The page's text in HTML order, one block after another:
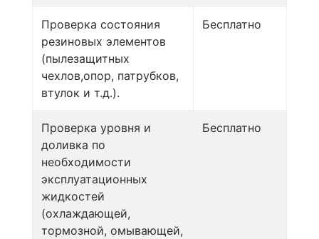
Проверка состояния
резиновых элементов
(пылезащитных
чехлов,опор, патрубков,
втулок и т.д.).
Бесплатно
Проверка уровня и
доливка по
необходимости
эксплуатационных
жидкостей
(охлаждающей,
тормозной, омывающей,
Бесплатно